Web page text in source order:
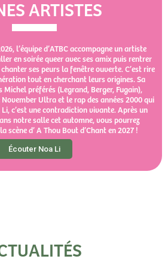
ARTISTES
l’équipe d’ATBC accompagne un artiste
en soirée queer avec ses amix puis rentrer
ses peurs la fenêtre ouverte. C’est rire
tout en cherchant leurs origines. Sa
Michel préférés (Legrand, Berger, Fugain),
Ultra et le rap des années 2000 qui
c’est une contradiction vivante. Après un
notre salle cet automne, vous pourrez
scène d’ A Thou Bout d’Chant en 2027 !
Écouter Noa Li